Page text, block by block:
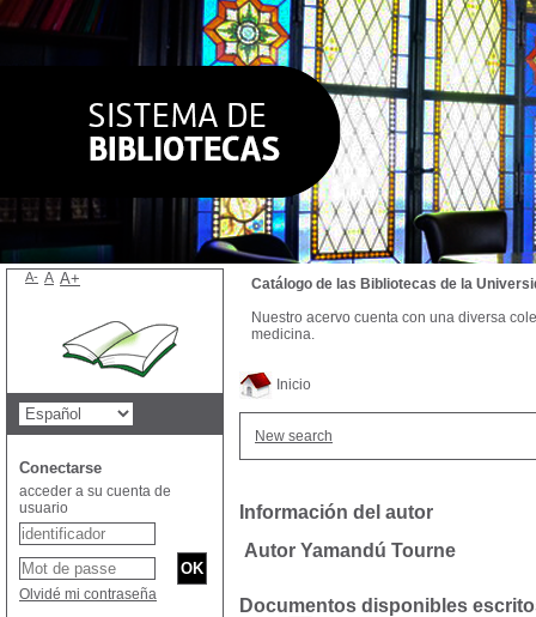
Inicio
New search
Información del autor
Autor Yamandú Tourne
Documentos disponibles
Catálogo de las Bibliotecas de la
Nuestro acervo cuenta con una diversa
medicina.
A- A A+
Conectarse
acceder a su cuenta de
usuario
Olvidé mi contraseña